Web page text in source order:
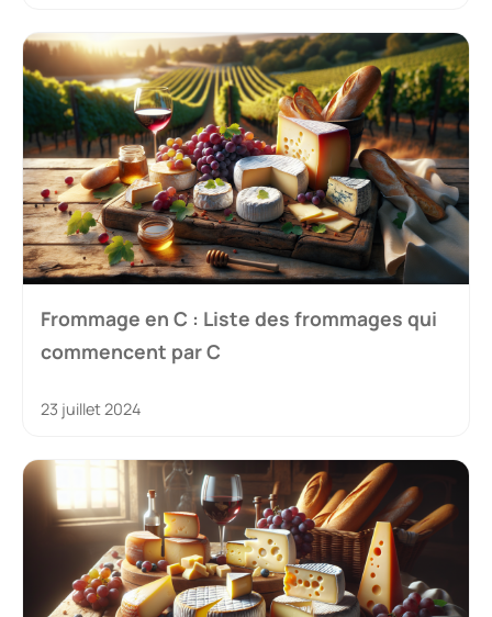
Frommage en C : Liste des frommages qui
commencent par C
23 juillet 2024